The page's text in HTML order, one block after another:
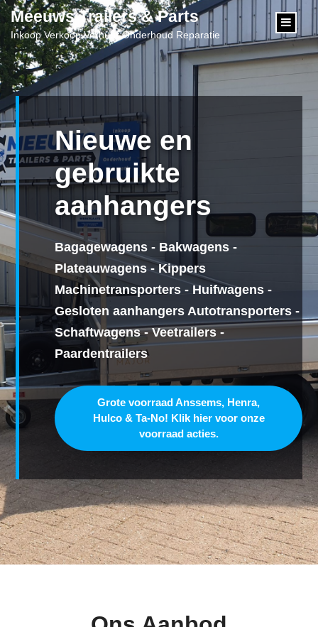
content
Meeuws Trailers & Parts
Inkoop Verkoop Verhuur Onderhoud Reparatie
Nieuwe en
gebruikte
aanhangers
Bagagewagens - Bakwagens -
Plateauwagens - Kippers
Machinetransporters - Huifwagens -
Gesloten aanhangers Autotransporters -
Schaftwagens - Veetrailers -
Paardentrailers
Grote voorraad Anssems, Henra,
Hulco & Ta-No! Klik hier voor onze
voorraad acties.